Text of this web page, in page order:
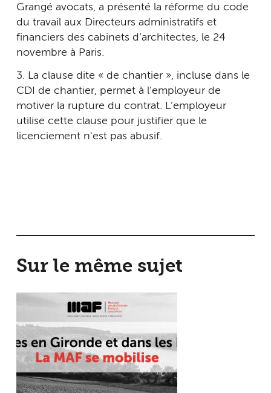
Grangé avocats, a présenté la réforme du code
du travail aux Directeurs administratifs et
financiers des cabinets d’architectes, le 24
novembre à Paris.
3. La clause dite « de chantier », incluse dans le
CDI de chantier, permet à l’employeur de
motiver la rupture du contrat. L’employeur
utilise cette clause pour justifier que le
licenciement n'est pas abusif.
Sur le même sujet